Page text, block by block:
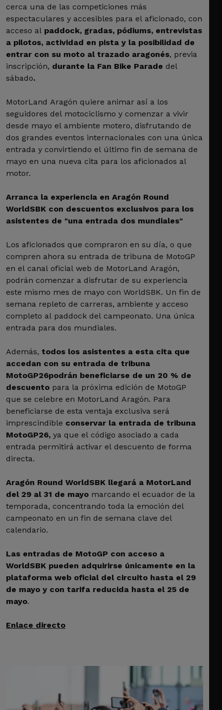
cerca una de las competiciones más
espectaculares y accesibles para el aficionado, con
acceso al paddock, gradas, pódiums, entrevistas
a pilotos, actividad en pista y la posibilidad de
entrar con su moto al trazado aragonés, previa
inscripción, durante la Fan Bike Parade del
sábado.
MotorLand Aragón quiere animar así a los
seguidores del motociclismo y comenzar a vivir
desde mayo el ambiente motero, disfrutando de
dos grandes eventos internacionales con una única
entrada y convirtiendo el último fin de semana de
mayo en una nueva cita para los aficionados al
motor.
Arranca la experiencia en Aragón Round
WorldSBK con descuentos exclusivos para los
asistentes de "una entrada dos mundiales"
Los aficionados que compraron en su día, o que
compren ahora su entrada de tribuna de MotoGP
en el canal oficial web de MotorLand Aragón,
podrán comenzar a disfrutar de su experiencia
este mismo mes de mayo con WorldSBK. Un fin de
semana repleto de carreras, ambiente y acceso
completo al paddock del campeonato. Una única
entrada para dos mundiales.
Además, todos los asistentes a esta cita que
accedan con su entrada de tribuna
MotoGP26podrán beneficiarse de un 20 % de
descuento para la próxima edición de MotoGP
que se celebre en MotorLand Aragón. Para
beneficiarse de esta ventaja exclusiva será
imprescindible conservar la entrada de tribuna
MotoGP26, ya que el código asociado a cada
entrada permitirá activar el descuento de forma
directa.
Aragón Round WorldSBK llegará a MotorLand
del 29 al 31 de mayo marcando el ecuador de la
temporada, concentrando toda la emoción del
campeonato en un fin de semana clave del
calendario.
Las entradas de MotoGP con acceso a
WorldSBK pueden adquirirse únicamente en la
plataforma web oficial del circuito hasta el 29
de mayo y con tarifa reducida hasta el 25 de
mayo.
Enlace directo